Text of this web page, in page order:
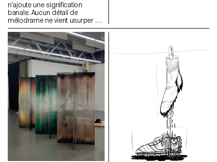
n’ajoute une signification
banale. Aucun détail de
mélodrame ne vient usurper un
rôle facile. Il a suffi au peintre
d’interpréter en son style sobre
et magistral l’énergie des
figures, leur expression, leurs
attitudes et leurs gestes.
quatre planches ont été
ordure et la majorité du matériel
que j’utilise était destiné à être
jeté. Pour mon installation, mes
peintures sont accrochées au
mur, ne révélant que quatre des